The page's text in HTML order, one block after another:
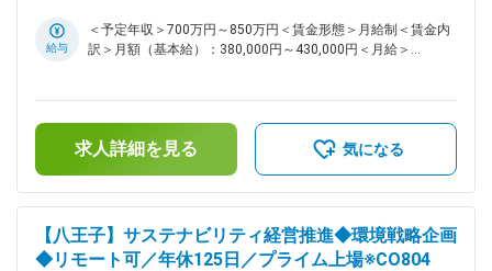
オペレーションを試しながら技術開発を推進頂きます。更に主
軸のテーマを回しながら、組織のチーム/テーママネジメント
得た技術トレンド情報などを組織内で共有しながら、主体的に
力強く新規技術開発を推進頂けるメンバーを募集しておりま
す。 具体的には… ・無機材術、その製造プロセスを中心とし
た担当技術開発領域の計画立案と実行 ・関連部門との調整や
許、展示会、学会などから最新技術トレンドの調査 ・ITツー
ルを有効に活用したプロセス技術の向上とDX推進 ・成長に応
じ、重要な場での報告/プレゼンテーションの実施 ■事業内容
技術開発本部 デバイス技術開発センター プロセス技術開発部
給与
＜予定年収＞700万円～850万円＜賃金形態＞月給制＜賃金内
訳＞月額（基本給）：380,000円～430,000円＜月給＞
で、年齢には左右されません。経験・スキルを考慮の上、決定
します。※上記金額は、あくまで目安・参考値となります。賃
金はあくまでも目安の金額であり、選考を通じて上下する可能
求人詳細を見る 気になる
【八王子】サステナビリティ経営推進◆環境戦略企画
◆リモート可／年休125日／プライム上場※CO804